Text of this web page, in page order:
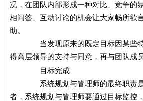
况，在团队内部形成一种对比、竞争的
相问答、互动讨论的机会让大家畅所欲
助。
当发现原来的既定目标因某些特殊
得高层领导的支持与同意，再与团队成
目标完成
系统规划与管理师的最终职责是确
者，系统规划与管理师要通过目标监控